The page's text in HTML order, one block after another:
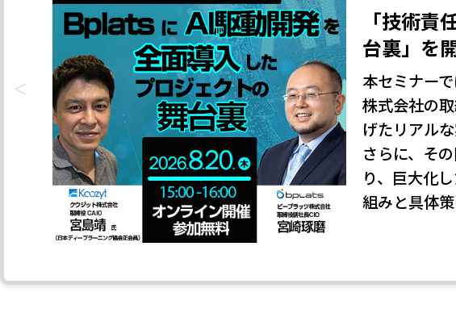
「技術
台裏」を
本セミナー
株式会社の
げたリアル
さらに、そ
り、巨大化
組みと具体